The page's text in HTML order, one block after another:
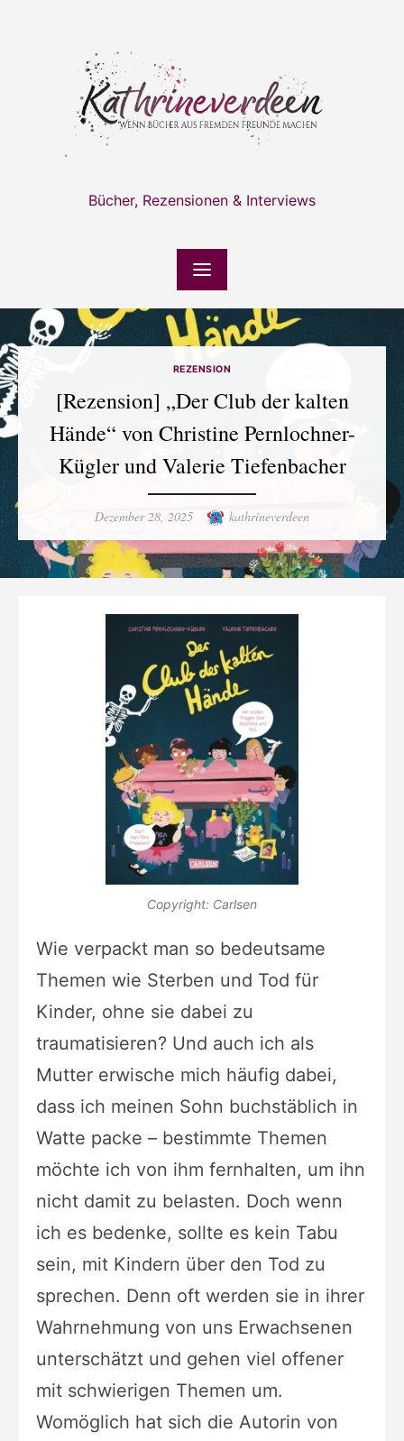
Bücher, Rezensionen & Interviews
REZENSION
[Rezension] „Der Club der kalten
Hände“ von Christine Pernlochner-
Kügler und Valerie Tiefenbacher
Posted
Dezember 28, 2025 Author
kathrineverdeen
Copyright: Carlsen
Wie verpackt man so bedeutsame
Themen wie Sterben und Tod für
Kinder, ohne sie dabei zu
traumatisieren? Und auch ich als
Mutter erwische mich häufig dabei,
dass ich meinen Sohn buchstäblich in
Watte packe – bestimmte Themen
möchte ich von ihm fernhalten, um ihn
nicht damit zu belasten. Doch wenn
ich es bedenke, sollte es kein Tabu
sein, mit Kindern über den Tod zu
sprechen. Denn oft werden sie in ihrer
Wahrnehmung von uns Erwachsenen
unterschätzt und gehen viel offener
mit schwierigen Themen um.
Womöglich hat sich die Autorin von